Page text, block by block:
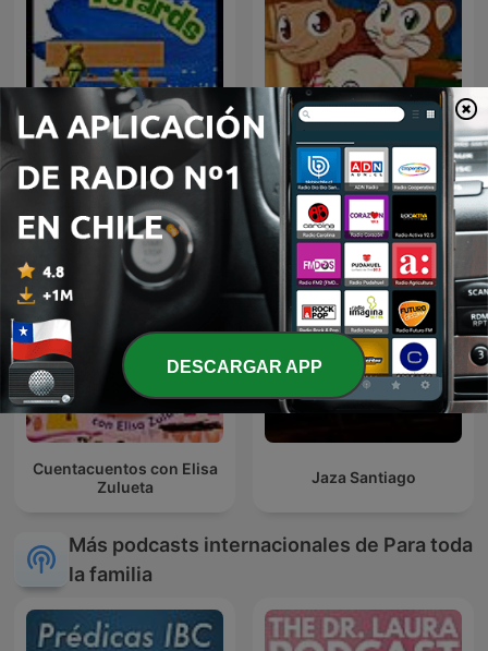
Radio Têtards - Radio
Grenouille
Cuentacuentos para niños
Cuentacuentos con Elisa
Zulueta
Jaza Santiago
Más podcasts internacionales de Para toda
la familia
DESCARGAR APP